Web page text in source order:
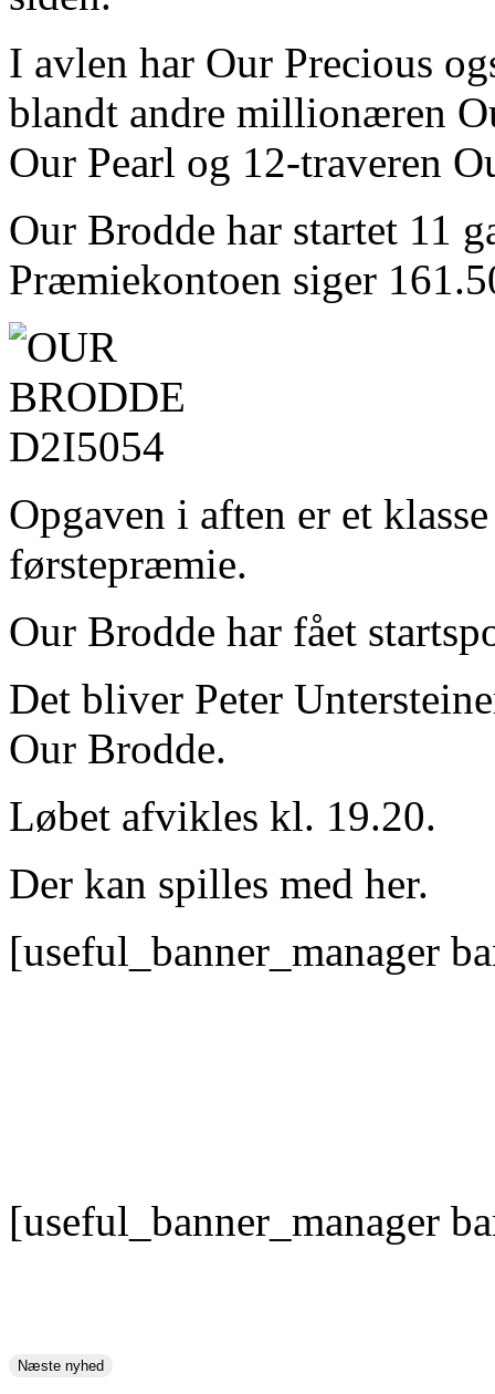
I avlen har Our Precious
blandt andre millionæren
Our Pearl og 12-traveren
Our Brodde har startet 11
Præmiekontoen siger
Opgaven i aften er et
førstepræmie.
Our Brodde har fået
Det bliver Peter
Our Brodde.
Løbet afvikles kl. 19.20.
Der kan spilles med her.
[useful_banner_manager
[useful_banner_manager
Næste nyhed